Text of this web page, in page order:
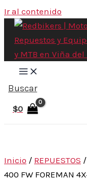
Ir al contenido
Buscar
$0
Inicio / REPUESTOS /
400 FW FOREMAN